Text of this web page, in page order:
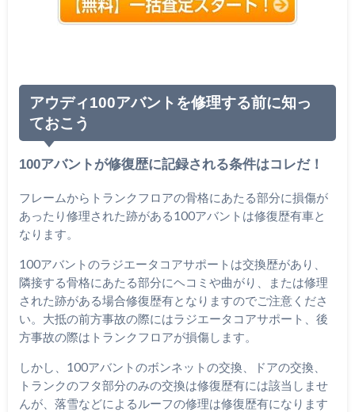
アウディ100アバントを修理する前に知っ
ておこう
100アバントが修復歴に記録される条件はコレだ！
フレームからトランクフロアの骨格にあたる部分に損傷が
あったり修理された跡がある100アバントは修復歴有車と
なります。
100アバントのラジエータコアサポートは交換歴があり、
隣接する骨格にあたる部分にヘコミや曲がり、または修理
された跡がある場合修復歴有となりますのでご注意くださ
い。大抵の前方事故の際にはラジエータコアサポート、後
方事故の際はトランクフロアが損傷します。
しかし、100アバントのボンネットの交換、ドアの交換、
トランクのフタ部分のみの交換は修復歴有には該当しませ
んが、落雪などによるルーフの修理は修復歴有になります